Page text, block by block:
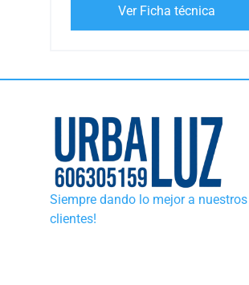
Ver Ficha técnica
Siempre dando lo mejor a nuestros
clientes!